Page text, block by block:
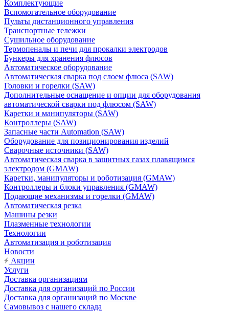
Комплектующие
Вспомогательное оборудование
Пульты дистанционного управления
Транспортные тележки
Сушильное оборудование
Термопеналы и печи для прокалки электродов
Бункеры для хранения флюсов
Автоматическое оборудование
Автоматическая сварка под слоем флюса (SAW)
Головки и горелки (SAW)
Дополнительные оснащение и опции для оборудования
автоматической сварки под флюсом (SAW)
Каретки и манипуляторы (SAW)
Контроллеры (SAW)
Запасные части Automation (SAW)
Оборудование для позиционирования изделий
Сварочные источники (SAW)
Автоматическая сварка в защитных газах плавящимся
электродом (GMAW)
Каретки, манипуляторы и роботизация (GMAW)
Контроллеры и блоки управления (GMAW)
Подающие механизмы и горелки (GMAW)
Автоматическая резка
Машины резки
Плазменные технологии
Технологии
Автоматизация и роботизация
Новости
Акции
Услуги
Доставка организациям
Доставка для организаций по России
Доставка для организаций по Москве
Самовывоз с нашего склада